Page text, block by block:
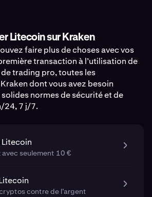
Litecoin sur Kraken
faire plus de choses avec vos
transaction à l’utilisation de
trading pro, toutes les
dont vous avez besoin
normes de sécurité et de
24, 7 j/7.
avec seulement 10 €
contre de l’argent